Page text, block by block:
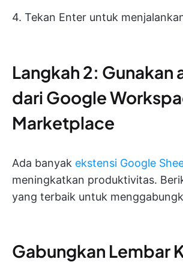
4. Tekan Enter untuk
Langkah 2:
dari Google
Marketplace
Ada banyak ekstensi Google
meningkatkan produktivitas.
yang terbaik untuk
Gabungkan Lembar